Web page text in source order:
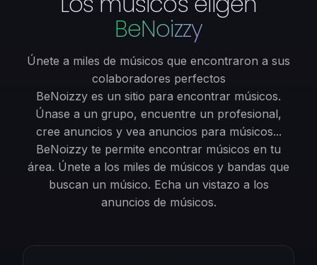
BeNoizzy
Únete a miles de músicos que encontraron a sus
colaboradores perfectos
BeNoizzy es un sitio para encontrar músicos.
Únase a un grupo, encuentre un profesional,
cree anuncios y vea anuncios para músicos...
BeNoizzy te permite encontrar músicos en tu
área. Únete a los miles de músicos y bandas que
buscan un músico. Echa un vistazo a los
anuncios de músicos.